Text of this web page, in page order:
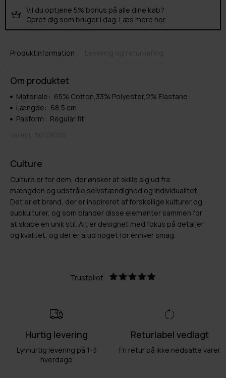
Vil du optjene 5% bonus på alle dine køb?
Opret dig som bruger i dag. Læs mere her.
Produktinformation
Om produktet
Materiale: 65% Cotton,33% Polyester,2% Elastane
Længde: 68,5 cm
Pasform: Regular fit
Culture
Culture er for dem, der ønsker at skille sig ud fra
mængden og udstråle selvstændighed og individualitet.
Det er et brand, der er inspireret af forskellige kulturer og
subkulturer, og som blander disse elementer sammen for
at skabe en unik stil. Alt er designet med fokus på detaljer
og kvalitet, og der er altid noget for enhver smag.
Trustpilot
Hurtig levering
Lynhurtig levering på 1-3
hverdage
Returlabel vedlagt
Fri retur på ikke nedsatte varer